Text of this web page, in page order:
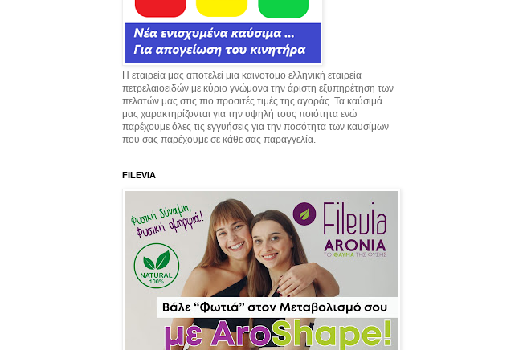
Η εταιρεία μας αποτελεί μια καινοτόμο ελληνική εταιρεία
πετρελαιοειδών με κύριο γνώμονα την άριστη εξυπηρέτηση των
πελατών μας στις πιο προσιτές τιμές της αγοράς. Τα καύσιμά
μας χαρακτηρίζονται για την υψηλή τους ποιότητα ενώ
παρέχουμε όλες τις εγγυήσεις για την ποσότητα των καυσίμων
που σας παρέχουμε σε κάθε σας παραγγελία.
FILEVIA